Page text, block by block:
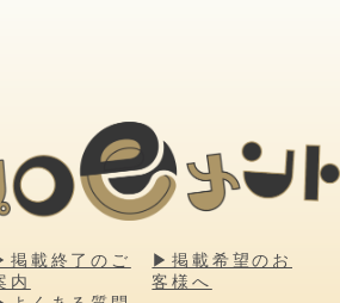
掲載終了のご
内
▶掲載希望のお
客様へ